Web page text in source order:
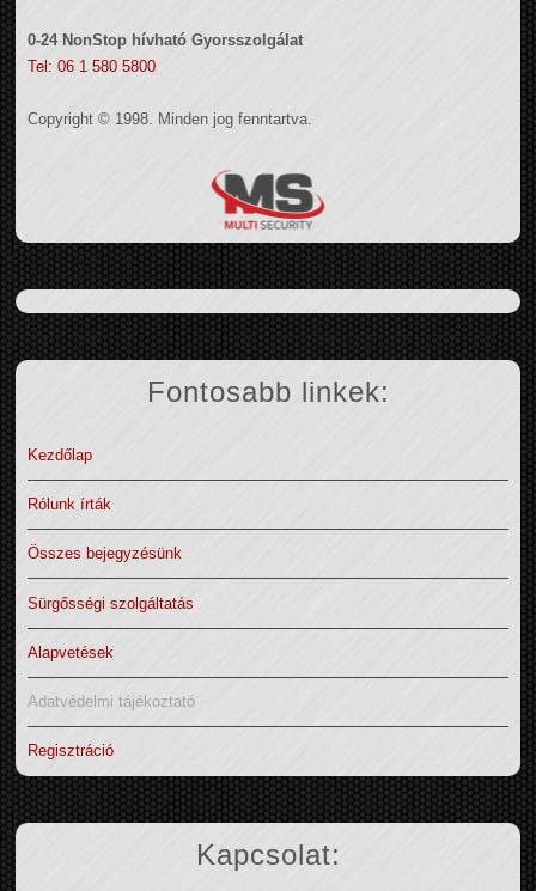
0-24 NonStop hívható Gyorsszolgálat
Tel: 06 1 580 5800
Copyright © 1998. Minden jog fenntartva.
Fontosabb linkek:
Kezdőlap
Rólunk írták
Összes bejegyzésünk
Sürgősségi szolgáltatás
Alapvetések
Adatvédelmi tájékoztató
Regisztráció
Kapcsolat: